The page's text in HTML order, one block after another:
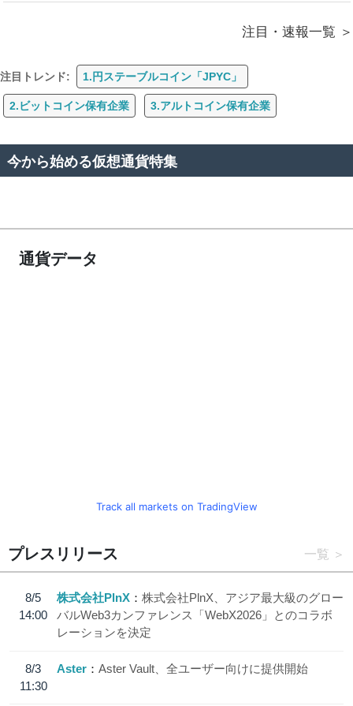
注目・速報一覧
注目トレンド: 1.円ステーブルコイン「JPYC」
2.ビットコイン保有企業 3.アルトコイン保有企業
今から始める仮想通貨特集
通貨データ
Track all markets on TradingView
プレスリリース 一覧
8/5
14:00
株式会社PlnX
株式会社PlnX、アジア最大級のグロー
バルWeb3カンファレンス「WebX2026」とのコラボ
レーションを決定
8/3
11:30
Aster Aster Vault、全ユーザー向けに提供開始